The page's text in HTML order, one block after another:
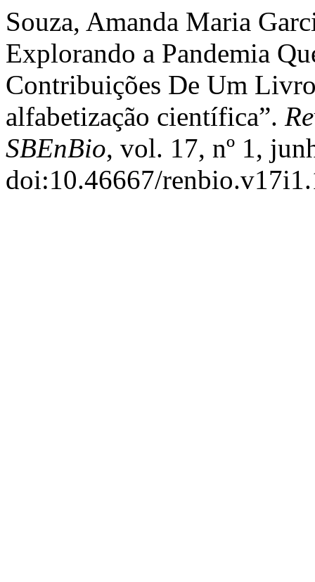
Souza, Amanda Maria
Explorando a Pandemia
Contribuições De Um
alfabetização científica”.
SBEnBio, vol. 17, nº 1,
doi:10.46667/